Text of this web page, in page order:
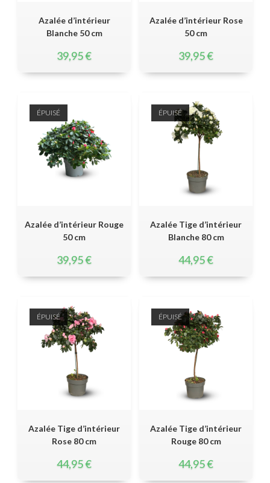
Azalée d’intérieur
Blanche 50 cm
39,95€
Azalée d’intérieur Rose
50 cm
39,95€
ÉPUISÉ
Azalée d’intérieur Rouge
50 cm
39,95€
ÉPUISÉ
Azalée Tige d’intérieur
Blanche 80 cm
44,95€
ÉPUISÉ
Azalée Tige d’intérieur
Rose 80 cm
44,95€
ÉPUISÉ
Azalée Tige d’intérieur
Rouge 80 cm
44,95€